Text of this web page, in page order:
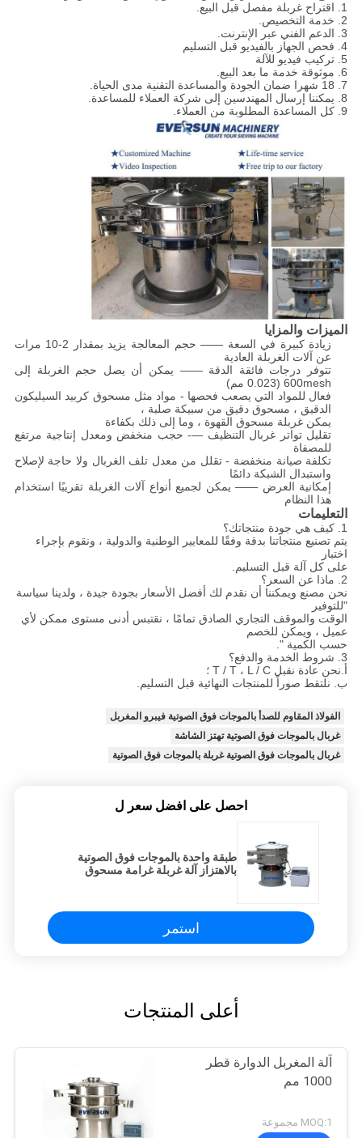
1. اقتراح غربلة مفصل قبل البيع.
2. خدمة التخصيص.
3. الدعم الفني عبر الإنترنت.
4. فحص الجهاز بالفيديو قبل التسليم
5. تركيب فيديو للآلة
6. موثوقة خدمة ما بعد البيع.
7. 18 شهرا ضمان الجودة والمساعدة التقنية مدى الحياة.
8. يمكننا إرسال المهندسين إلى شركة العملاء للمساعدة.
9. كل المساعدة المطلوبة من العملاء.
الميزات والمزايا
زيادة كبيرة في السعة —— حجم المعالجة يزيد بمقدار 2-10 مرات
عن آلات الغربلة العادية
تتوفر درجات فائقة الدقة —— يمكن أن يصل حجم الغربلة إلى
600mesh (0.023 مم)
فعال للمواد التي يصعب فحصها - مواد مثل مسحوق كربيد السيليكون
الدقيق ، مسحوق دقيق من سبيكة صلبة ،
يمكن غربلة مسحوق القهوة ، وما إلى ذلك بكفاءة
تقليل تواتر غربال التنظيف —- حجب منخفض ومعدل إنتاجية مرتفع
للمصفاة
تكلفة صيانة منخفضة - تقلل من معدل تلف الغربال ولا حاجة لإصلاح
واستبدال الشبكة دائمًا
إمكانية العرض —— يمكن لجميع أنواع آلات الغربلة تقريبًا استخدام
هذا النظام
التعليمات
1. كيف هي جودة منتجاتك؟
يتم تصنيع منتجاتنا بدقة وفقًا للمعايير الوطنية والدولية ، ونقوم بإجراء
اختبار
على كل آلة قبل التسليم.
2. ماذا عن السعر؟
نحن مصنع ويمكننا أن نقدم لك أفضل الأسعار بجودة جيدة ، ولدينا سياسة
"للتوفير
الوقت والموقف التجاري الصادق تمامًا ، نقتبس أدنى مستوى ممكن لأي
عميل ، ويمكن للخصم
حسب الكمية ".
3. شروط الخدمة والدفع؟
أ.نحن عادة نقبل T / T ، L / C ؛
ب. نلتقط صوراً للمنتجات النهائية قبل التسليم.
الفولاذ المقاوم للصدأ بالموجات فوق الصوتية فيبرو المغربل
غربال بالموجات فوق الصوتية تهتز الشاشة
غربال بالموجات فوق الصوتية غربلة بالموجات فوق الصوتية
احصل على افضل سعر ل
طبقة واحدة بالموجات فوق الصوتية
بالاهتزاز آلة غربلة غرامة مسحوق
استمر
أعلى المنتجات
آلة المغربل الدوارة قطر
1000 مم
MOQ:1 مجموعة